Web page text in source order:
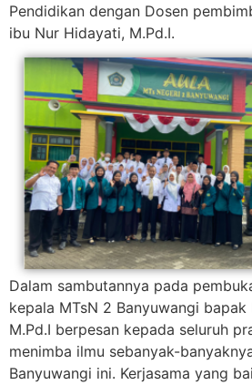
Pendidikan dengan Dosen
ibu Nur Hidayati, M.Pd.I.
Dalam sambutannya pada
kepala MTsN 2 Banyuwangi bapak
M.Pd.I berpesan kepada seluruh
menimba ilmu sebanyak-
Banyuwangi ini. Kerjasama yang